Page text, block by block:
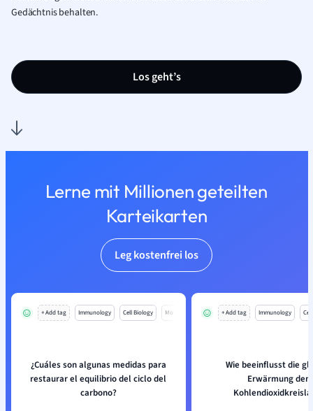
Gedächtnis behalten.
Los geht’s
Lerne mit Millionen geteilten
Karteikarten
Leg kostenfrei los
+ Add tag Immunology Cell Biology Mo
¿Cuáles son algunas medidas para
restaurar el equilibrio del ciclo del
carbono?
+ Add tag Immunology
Wie beeinflusst die
Erwärmung den